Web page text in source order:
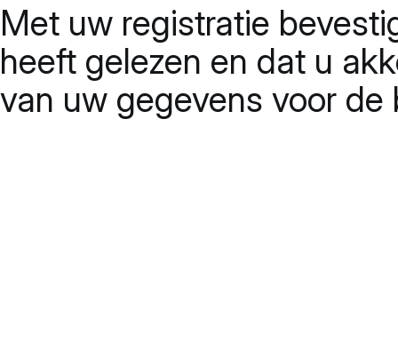
Met uw registratie
heeft gelezen en dat u
van uw gegevens voor